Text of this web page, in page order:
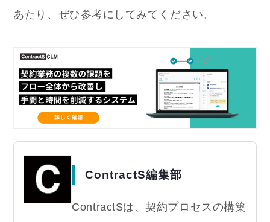
あたり、ぜひ参考にしてみてください。
ContractS編集部
ContractSは、契約プロセスの構築